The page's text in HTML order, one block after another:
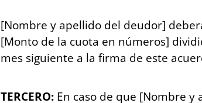
[Nombre y apellido del deudor]
[Monto de la cuota en números]
mes siguiente a la firma de este
TERCERO: En caso de que [Nombre